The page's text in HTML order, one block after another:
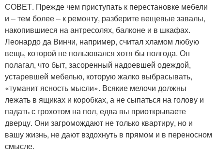
СОВЕТ. Прежде чем приступать к перестановке мебели
и – тем более – к ремонту, разберите вещевые завалы,
накопившиеся на антресолях, балконе и в шкафах.
Леонардо да Винчи, например, считал хламом любую
вещь, которой не пользовался хотя бы полгода. Он
полагал, что быт, засоренный надоевшей одеждой,
устаревшей мебелью, которую жалко выбрасывать,
«туманит ясность мысли». Всякие мелочи должны
лежать в ящиках и коробках, а не сыпаться на голову и
падать с грохотом на пол, едва вы приоткрываете
дверцу. Они загромождают не только квартиру, но и
вашу жизнь, не дают вздохнуть в прямом и в переносном
смысле.